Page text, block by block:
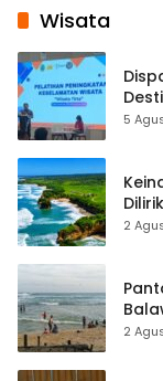
Wisata
5
2
2